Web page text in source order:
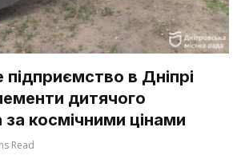
в Дніпрі
дитячого
космічними цінами
Read